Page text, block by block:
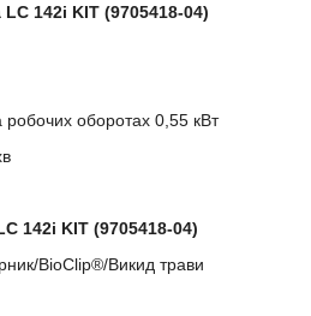
142i KIT (9705418-04)
робочих оборотах 0,55 кВт
142i KIT (9705418-04)
BioClip®/Викид трави